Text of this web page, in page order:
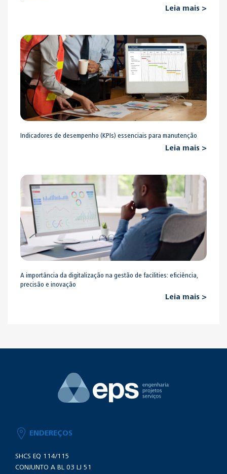
Leia mais >
Indicadores de desempenho (KPIs) essenciais para manutenção
Leia mais >
A importância da digitalização na gestão de facilities: eficiência,
precisão e inovação
Leia mais >
ENDEREÇOS
SHCS EQ 114/115
CONJUNTO A BL 03 LJ 51